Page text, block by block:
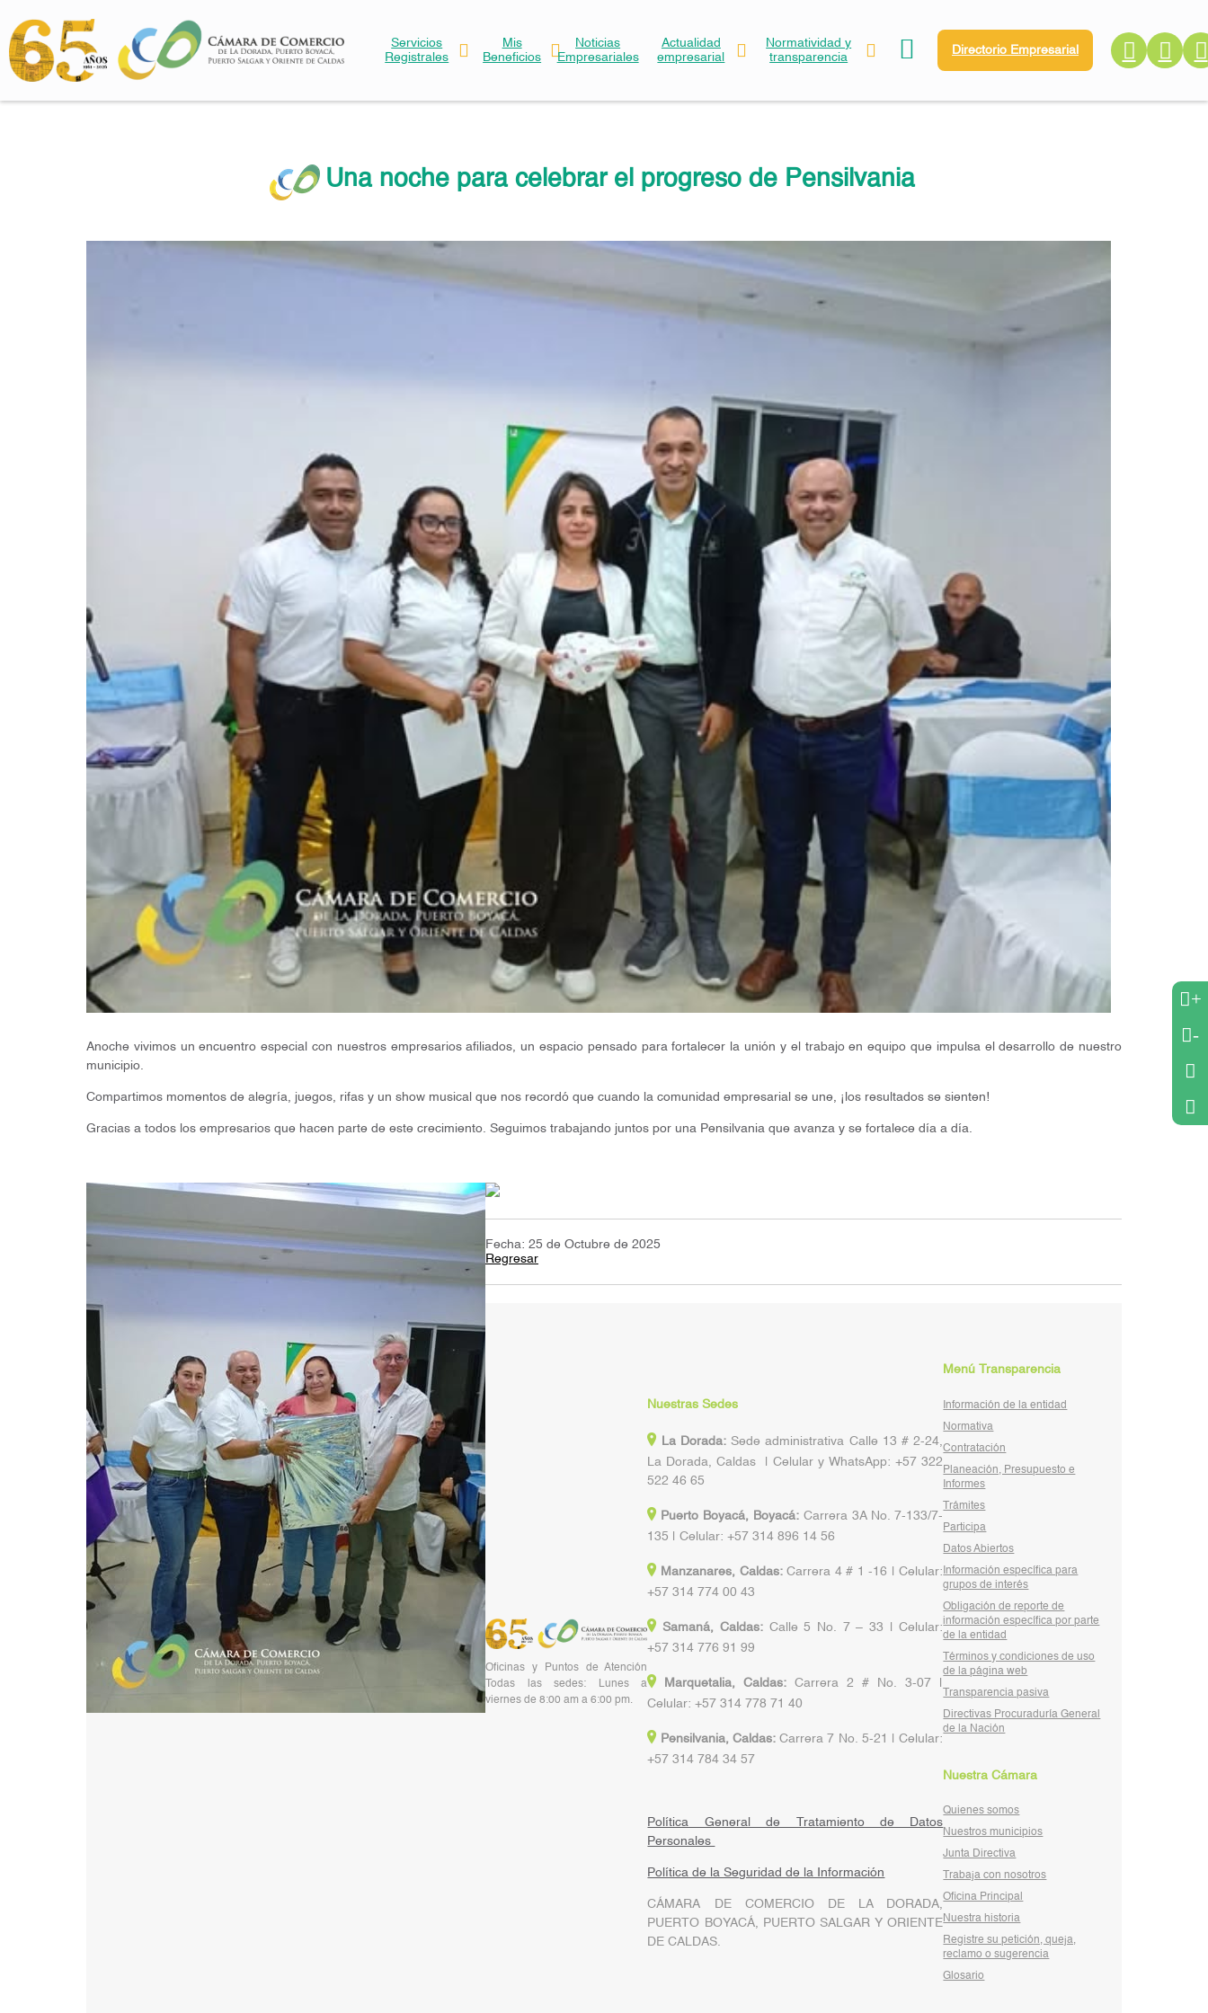
Servicios
Registrales
Mis
Beneficios
Noticias
Empresariales
Actualidad
empresarial
Normatividad y
transparencia
Directorio Empresarial
Una noche para celebrar el progreso de Pensilvania
Anoche vivimos un encuentro especial con nuestros empresarios afiliados, un espacio pensado para fortalecer la unión y el trabajo en equipo que impulsa el desarrollo de nuestro
municipio.
Compartimos momentos de alegría, juegos, rifas y un show musical que nos recordó que cuando la comunidad empresarial se une, ¡los resultados se sienten!
Gracias a todos los empresarios que hacen parte de este crecimiento. Seguimos trabajando juntos por una Pensilvania que avanza y se fortalece día a día.
Fecha: 25 de Octubre de 2025
Regresar
+
-
Oficinas y Puntos de Atención
Todas las sedes: Lunes a
viernes de 8:00 am a 6:00 pm.
Nuestras Sedes
La Dorada:Sede administrativa Calle 13 # 2-24,
La Dorada, Caldas | Celular y WhatsApp: +57 322
522 46 65
Puerto Boyacá, Boyacá: Carrera 3A No. 7-133/7-
135 | Celular: +57 314 896 14 56
Manzanares, Caldas:Carrera 4 # 1 -16 | Celular:
+57 314 774 00 43
Samaná, Caldas: Calle 5 No. 7 – 33 | Celular:
+57 314 776 91 99
Marquetalia, Caldas: Carrera 2 # No. 3-07 |
Celular: +57 314 778 71 40
Pensilvania, Caldas:Carrera 7 No. 5-21 | Celular:
+57 314 784 34 57
Política General de Tratamiento de Datos
Personales
Política de la Seguridad de la Información
CÁMARA DE COMERCIO DE LA DORADA,
PUERTO BOYACÁ, PUERTO SALGAR Y ORIENTE
DE CALDAS.
Menú Transparencia
Información de la entidad
Normativa
Contratación
Planeación, Presupuesto e
Informes
Trámites
Participa
Datos Abiertos
Información específica para
grupos de interés
Obligación de reporte de
información específica por parte
de la entidad
Términos y condiciones de uso
de la página web
Transparencia pasiva
Directivas Procuraduría General
de la Nación
Nuestra Cámara
Quienes somos
Nuestros municipios
Junta Directiva
Trabaja con nosotros
Oficina Principal
Nuestra historia
Registre su petición, queja,
reclamo o sugerencia
Glosario